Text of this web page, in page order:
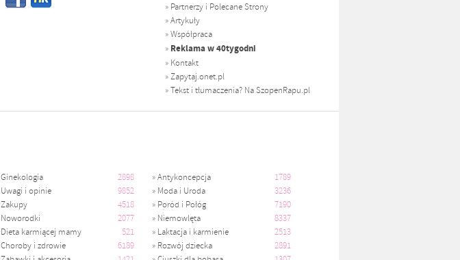
» Partnerzy i Polecane Strony
»Artykuły
»Współpraca
» Reklama w 40tygodni
» Kontakt
»Zapytaj.onet.pl
»Tekst i tłumaczenia? Na SzopenRapu.pl
Ginekologia 2898 »Antykoncepcja
1789
Uwagi i opinie 9852 » Moda i Uroda
3236
Zakupy 4518 » Poród i Połóg
7190
Noworodki 2077 » Niemowlęta
8337
Dieta karmiącej mamy 521 » Laktacja i karmienie
2513
Choroby i zdrowie 6189 » Rozwój dziecka
2891